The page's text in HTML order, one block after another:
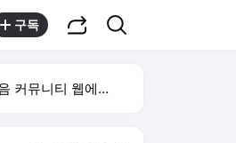
구독
니티 웹에서 보기